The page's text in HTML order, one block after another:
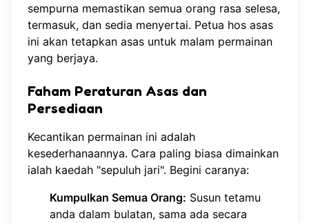
sempurna memastikan semua orang rasa selesa,
termasuk, dan sedia menyertai. Petua hos asas
ini akan tetapkan asas untuk malam permainan
yang berjaya.
Faham Peraturan Asas dan
Persediaan
Kecantikan permainan ini adalah
kesederhanaannya. Cara paling biasa dimainkan
ialah kaedah "sepuluh jari". Begini caranya:
Kumpulkan Semua Orang: Susun tetamu
anda dalam bulatan, sama ada secara